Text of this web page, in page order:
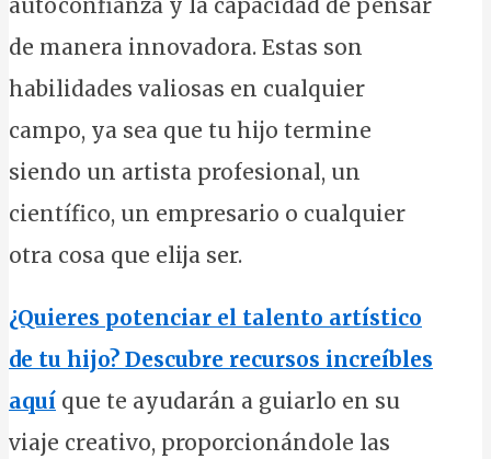
de manera innovadora. Estas son
habilidades valiosas en cualquier
campo, ya sea que tu hijo termine
siendo un artista profesional, un
científico, un empresario o cualquier
otra cosa que elija ser.
¿Quieres potenciar el talento artístico
de tu hijo? Descubre recursos increíbles
aquí que te ayudarán a guiarlo en su
viaje creativo, proporcionándole las